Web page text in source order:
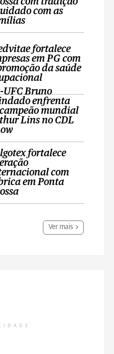
com as
fortalece
em PG com
da saúde
UFC Bruno
enfrenta
mundial
Lins no CDL
fortalece
com
em Ponta
Ver mais